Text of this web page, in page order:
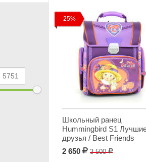
-25%
Школьный ранец
Hummingbird S1
друзья / Best Friends
2 650 Р 3 500Р